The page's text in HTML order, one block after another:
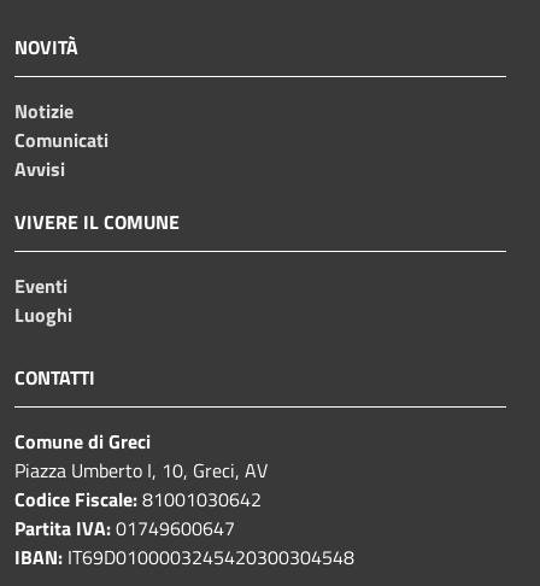
NOVITÀ
Notizie
Comunicati
Avvisi
VIVERE IL COMUNE
Eventi
Luoghi
CONTATTI
Comune di Greci
Piazza Umberto I, 10, Greci, AV
Codice Fiscale:81001030642
Partita IVA:01749600647
IBAN: IT69D0100003245420300304548